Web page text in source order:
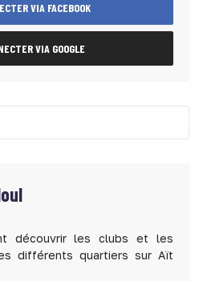
VIA FACEBOOK
VIA GOOGLE
découvrir les clubs et les
différents quartiers sur Aït